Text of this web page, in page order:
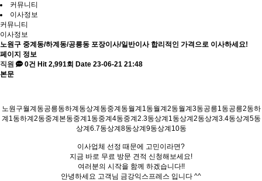
커뮤니티
이사정보
커뮤니티
이사정보
노원구 중계동/하계동/공릉동 포장이사/일반이사 합리적인 가격으로 이사하세요!
페이지 정보
직원
0건 Hit 2,991회 Date 23-06-21 21:48
본문
노원구월계동공릉동하계동상계동중계동월계1동월계2동월계3동공릉1동공릉2동하
계1동하계2동중계본동중계1동중계4동중계2.3동상계1동상계2동상계3.4동상계5동
상계6.7동상계8동상계9동상계10동
이사업체 선정 때문에 고민이라면?
지금 바로 무료 방문 견적 신청해보세요!
여러분의 시작을 함께 하겠습니다!!
안녕하세요 고객님 금강익스프레스 입니다 ^^